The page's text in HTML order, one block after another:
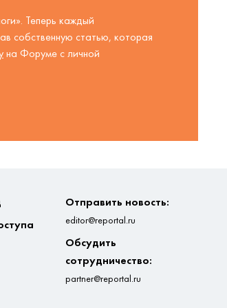
Теперь каждый
собственную статью, которая
на Форуме с личной
Отправить новость:
editor@reportal.ru
Обсудить
сотрудничество:
partner@reportal.ru